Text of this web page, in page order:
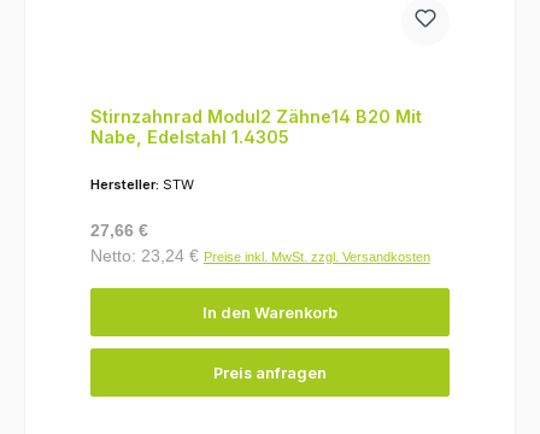
Stirnzahnrad Modul2 Zähne14 B20 Mit
Nabe, Edelstahl 1.4305
Hersteller: STW
Regulärer Preis:
27,66 €
Netto: 23,24 € Preise inkl. MwSt. zzgl. Versandkosten
In den Warenkorb
Preis anfragen